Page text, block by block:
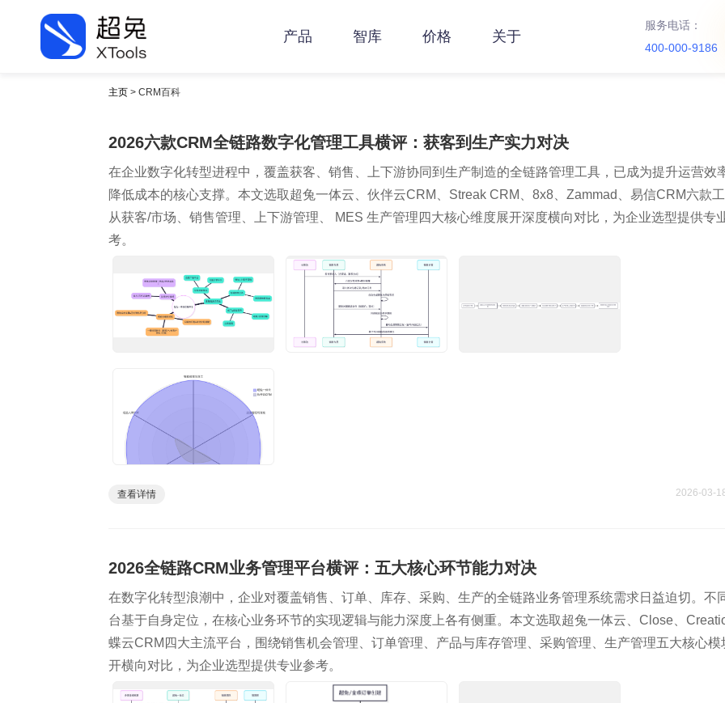
产品 智库 价格 关于
服务电话：
400-000-9186
主页 > CRM百科
2026六款CRM全链路数字化管理工具横评：获客到生产实力对决
在企业数字化转型进程中，覆盖获客、销售、上下游协同到生产制造的全链路管理工具，已成为提升运营效
降低成本的核心支撑。本文选取超兔一体云、伙伴云CRM、Streak CRM、8x8、Zammad、易信CRM六款工
从获客/市场、销售管理、上下游管理、 MES 生产管理四大核心维度展开深度横向对比，为企业选型提供专
考。
查看详情 2026-03-
2026全链路CRM业务管理平台横评：五大核心环节能力对决
在数字化转型浪潮中，企业对覆盖销售、订单、库存、采购、生产的全链路业务管理系统需求日益迫切。不
台基于自身定位，在核心业务环节的实现逻辑与能力深度上各有侧重。本文选取超兔一体云、Close、
蝶云CRM四大主流平台，围绕销售机会管理、订单管理、产品与库存管理、采购管理、生产管理五大核心模
开横向对比，为企业选型提供专业参考。